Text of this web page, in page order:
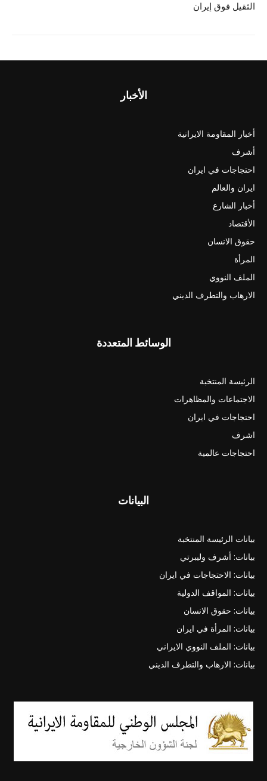
الثقيل فوق إيران
الأخبار
أخبار المقاومة الايرانية
أشرف
احتجاجات في ايران
ايران والعالم
أخبار الشارع
الأقتصاد
حقوق الانسان
المرأة
الملف النووي
الارهاب والتطرف الديني
الوسائط المتعددة
الرئيسة المنتخبة
الاجتماعات والمظاهرات
احتجاجات في ايران
اشرف
احتجاجات عالمية
البيانات
بيانات الرئيسة المنتخبة
بيانات: أشرف وليبرتي
بيانات: الاحتجاجات في ايران
بيانات: المواقف الدولية
بيانات: حقوق الانسان
بيانات: المرأة في ايران
بيانات: الملف النووي الايراني
بيانات: الارهاب والتطرف الديني